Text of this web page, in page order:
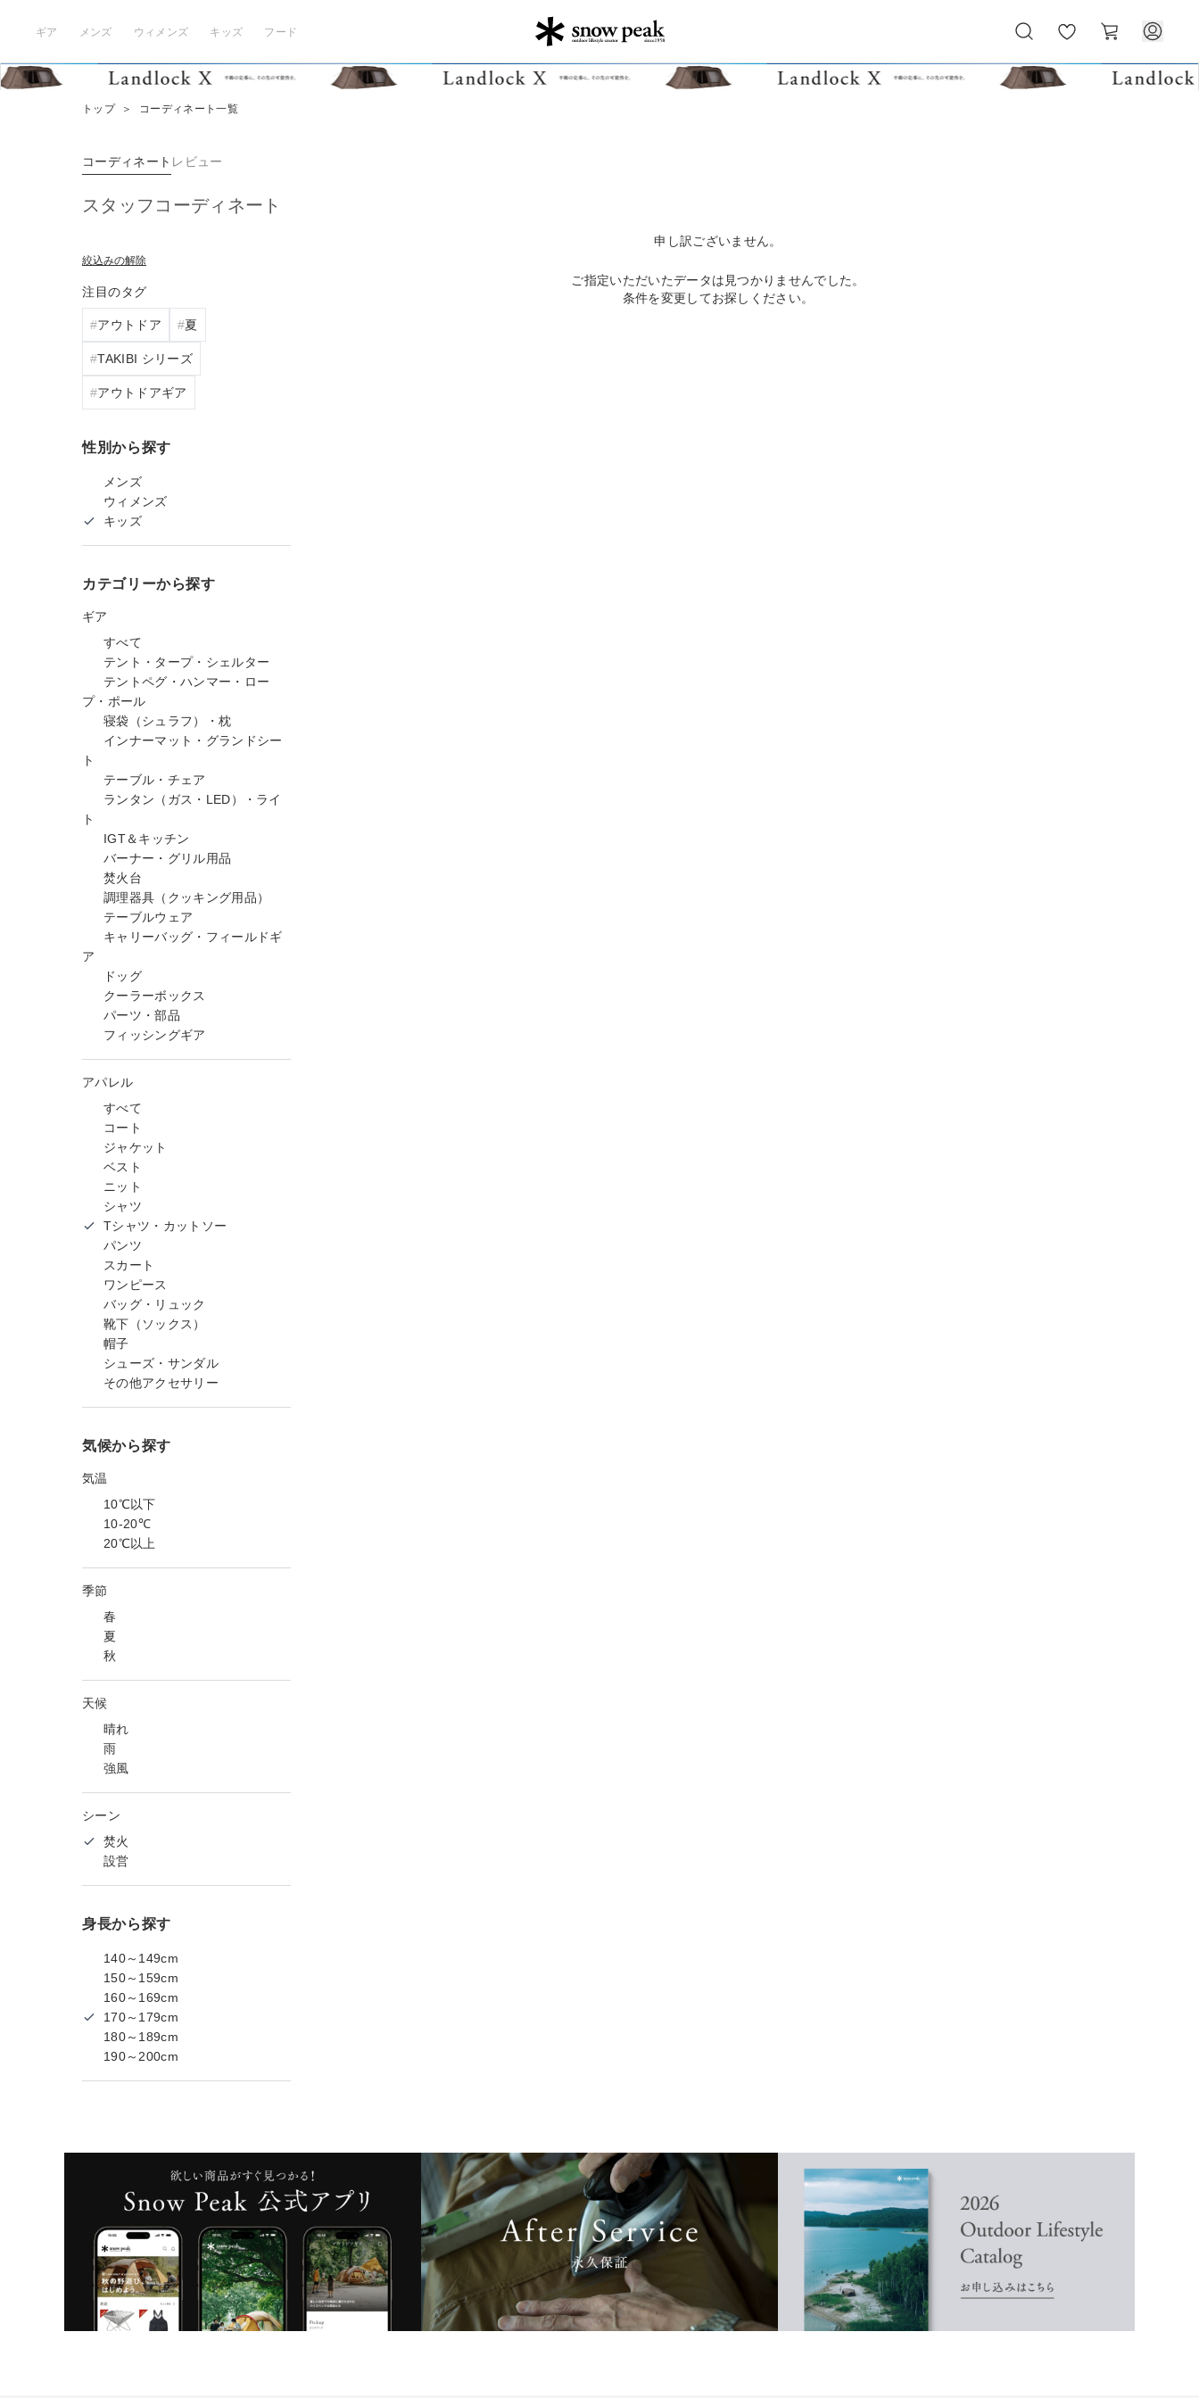
ギア メンズ ウィメンズ キッズ フード
気
に
ー
ト
トップ ＞ コーディネート一覧
コーディネート レビュー
スタッフコーディネート
絞込みの解除
注目のタグ
アウトドア 夏
TAKIBI シリーズ
アウトドアギア
性別から探す
メンズ
ウィメンズ
キッズ
カテゴリーから探す
ギア
すべて
テント・タープ・シェルター
テントペグ・ハンマー・ロー
プ・ポール
寝袋（シュラフ）・枕
インナーマット・グランドシー
ト
テーブル・チェア
ランタン（ガス・LED）・ライ
ト
IGT＆キッチン
バーナー・グリル用品
焚火台
調理器具（クッキング用品）
テーブルウェア
キャリーバッグ・フィールドギ
ア
ドッグ
クーラーボックス
パーツ・部品
フィッシングギア
アパレル
すべて
コート
ジャケット
ベスト
ニット
シャツ
Tシャツ・カットソー
パンツ
スカート
ワンピース
バッグ・リュック
靴下（ソックス）
帽子
シューズ・サンダル
その他アクセサリー
気候から探す
気温
10℃以下
10-20℃
20℃以上
季節
春
夏
秋
天候
晴れ
雨
強風
シーン
焚火
設営
身長から探す
140～149cm
150～159cm
160～169cm
170～179cm
180～189cm
190～200cm
申し訳ございません。
ご指定いただいたデータは見つかりませんでした。
条件を変更してお探しください。